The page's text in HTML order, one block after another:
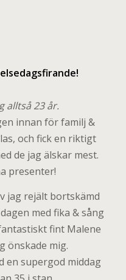
alltså 23 år.
innan för familj &
och fick en riktigt
de jag älskar mest.
presenter!
jag rejält bortskämd
med fika & sång
fint Malene
önskade mig.
en supergod middag